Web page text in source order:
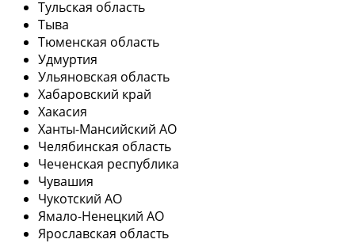
Тульская область
Тыва
Тюменская область
Удмуртия
Ульяновская область
Хабаровский край
Хакасия
Ханты-Мансийский АО
Челябинская область
Чеченская республика
Чувашия
Чукотский АО
Ямало-Ненецкий АО
Ярославская область